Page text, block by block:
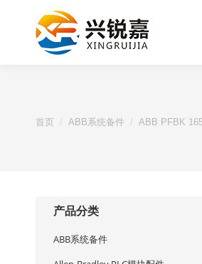
首页 ABB系统备件 ABB PFBK
产品分类
ABB系统备件